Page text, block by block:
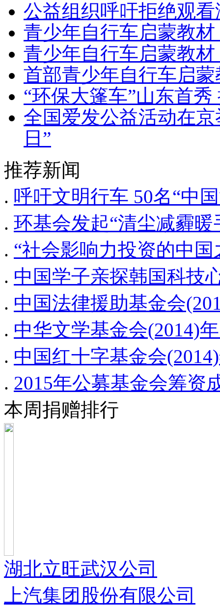
公益组织呼吁拒绝观
青少年自行车启蒙教
青少年自行车启蒙教
首部青少年自行车启
“环保大篷车”山东首
全国爱发公益活动在
日”
推荐新闻
. 呼吁文明行车 50名“中
. 环基会发起“清尘减霾暖
. “社会影响力投资的中
. 中国学子亲探韩国科技
. 中国法律援助基金会
. 中华文学基金会(2014)
. 中国红十字基金会
. 2015年公募基金会筹资
本周捐赠排行
湖北立旺武汉公司
上汽集团股份有限公司